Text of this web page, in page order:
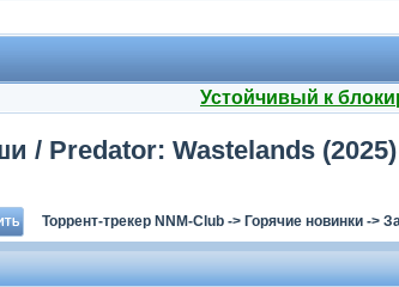
Устойчивый к
/ Predator: Wastelands
Торрент-трекер NNM-Club-> Горячие новинки->